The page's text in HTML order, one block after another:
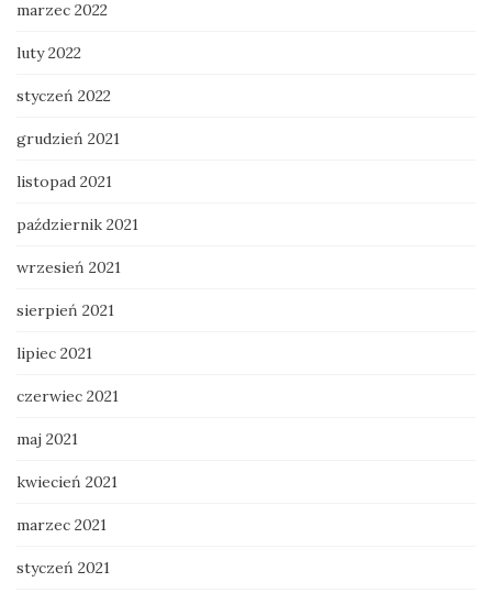
marzec 2022
luty 2022
styczeń 2022
grudzień 2021
listopad 2021
październik 2021
wrzesień 2021
sierpień 2021
lipiec 2021
czerwiec 2021
maj 2021
kwiecień 2021
marzec 2021
styczeń 2021